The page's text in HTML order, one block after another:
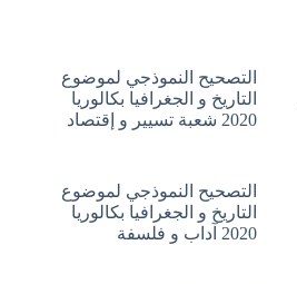
التصحيح النموذجي لموضوع
التاريخ و الجغرافيا بكالوريا
2020 شعبة تسيير و إقتصاد
التصحيح النموذجي لموضوع
التاريخ و الجغرافيا بكالوريا
2020 آداب و فلسفة